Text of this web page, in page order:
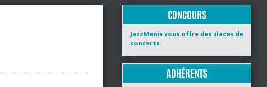
CONCOURS
JazzMania vous offre des places de
concerts.
ADHÉRENTS